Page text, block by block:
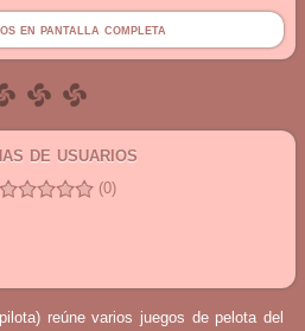
en pantalla completa
de usuarios
(0)
reúne varios juegos de pelota del